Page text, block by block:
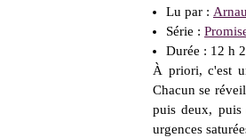
Lu par :
Série :
Durée : 12 h
À priori, c'est
Chacun se
puis deux, puis
urgences